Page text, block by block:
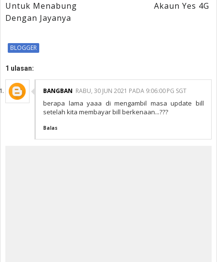
Untuk Menabung
Dengan Jayanya
Akaun Yes 4G
BLOGGER
1 ulasan:
BANGBAN RABU, 30 JUN 2021 PADA 9:06:00 PG SGT
berapa lama yaaa di mengambil masa update bill
setelah kita membayar bill berkenaan...???
Balas